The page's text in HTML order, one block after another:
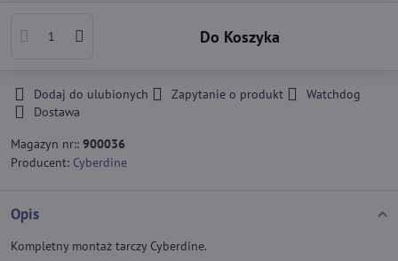
Do Koszyka
Dodaj do ulubionych Zapytanie o produkt
Watchdog
Dostawa
Magazyn nr:: 900036
Producent: Cyberdine
Opis
Kompletny montaż tarczy Cyberdine.